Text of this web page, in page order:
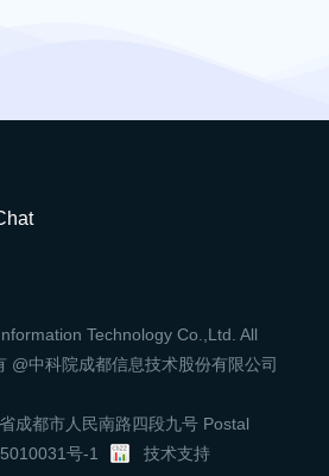
Technology Co.,Ltd. All
@中科院成都信息技术股份有限公司
成都市人民南路四段九号 Postal
号-1 技术支持